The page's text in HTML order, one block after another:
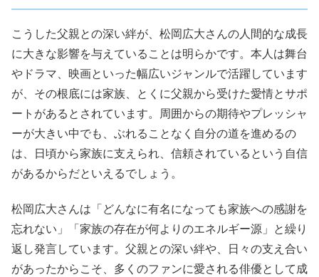
こうした父親との深い絆が、松岡広大さんの人間的な成長
に大きな影響を与えていることは明らかです。本人は舞台
やドラマ、映画といった幅広いジャンルで活躍しています
が、その根底には家族、とくに父親から受けた愛情とサポ
ートがあるとされています。周囲からの期待やプレッシャ
ーが大きい中でも、ぶれることなく自分の道を進めるの
は、日頃から家族に支えられ、信頼されているという自信
があるからだといえるでしょう。
松岡広大さんは「どんなに有名になっても家族への感謝を
忘れない」「家族の存在が何よりのエネルギー源」と繰り
返し発言しています。父親との深い絆や、日々の支え合い
があったからこそ、多くのファンに愛される俳優として成